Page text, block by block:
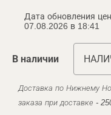
Дата обновления
07.08.2026 в 18:41
В наличии
Доставка по Нижнему
заказа при доставке -